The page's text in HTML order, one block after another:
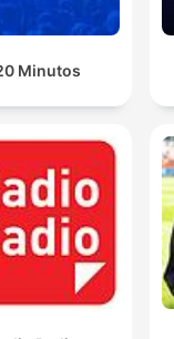
Minutos